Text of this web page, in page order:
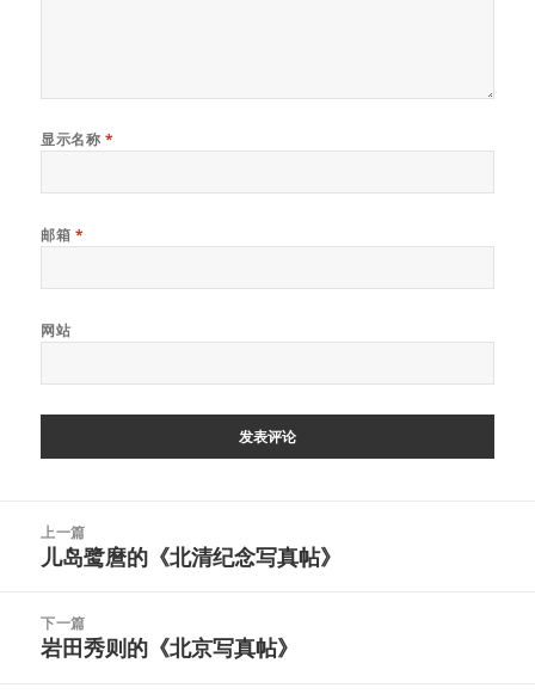
显示名称 *
邮箱 *
网站
上一篇
上
文
章：
儿岛鹭麿的《北清纪念写真帖》
下一篇
下
岩田秀则的《北京写真帖》